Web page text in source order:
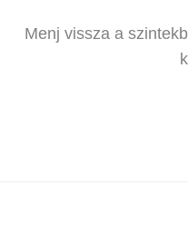
Menj vissza a